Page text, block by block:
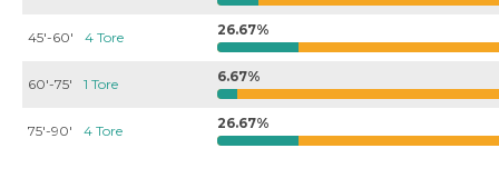
45'-60' 4 Tore 26.67%
60'-75' 1 Tore 6.67%
75'-90' 4 Tore 26.67%